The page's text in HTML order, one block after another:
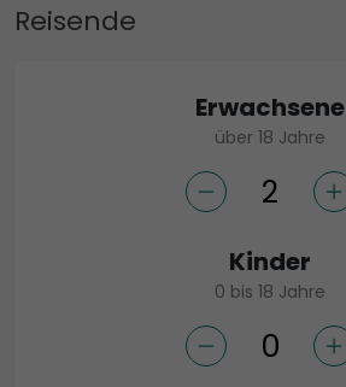
Reisende
Erwachsene
über 18 Jahre
Kinder
0 bis 18 Jahre